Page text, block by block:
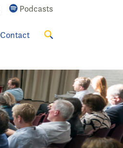
Podcasts
Contact